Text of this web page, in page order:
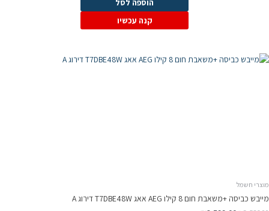
הוספה לסל
קנה עכשיו
מוצרי חשמל
מייבש כביסה +משאבת חום 8 קילו AEG אאג T7DBE48W דירוג A